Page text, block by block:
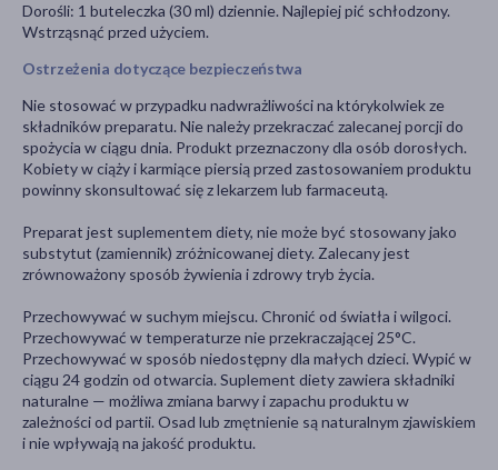
Dorośli: 1 buteleczka (30 ml) dziennie. Najlepiej pić schłodzony.
Wstrząsnąć przed użyciem.
Ostrzeżenia dotyczące bezpieczeństwa
Nie stosować w przypadku nadwrażliwości na którykolwiek ze
składników preparatu. Nie należy przekraczać zalecanej porcji do
spożycia w ciągu dnia. Produkt przeznaczony dla osób dorosłych.
Kobiety w ciąży i karmiące piersią przed zastosowaniem produktu
powinny skonsultować się z lekarzem lub farmaceutą.
Preparat jest suplementem diety, nie może być stosowany jako
substytut (zamiennik) zróżnicowanej diety. Zalecany jest
zrównoważony sposób żywienia i zdrowy tryb życia.
Przechowywać w suchym miejscu. Chronić od światła i wilgoci.
Przechowywać w temperaturze nie przekraczającej 25°C.
Przechowywać w sposób niedostępny dla małych dzieci. Wypić w
ciągu 24 godzin od otwarcia. Suplement diety zawiera składniki
naturalne — możliwa zmiana barwy i zapachu produktu w
zależności od partii. Osad lub zmętnienie są naturalnym zjawiskiem
i nie wpływają na jakość produktu.